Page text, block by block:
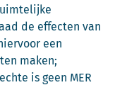
de effecten van
een
maken;
is geen MER